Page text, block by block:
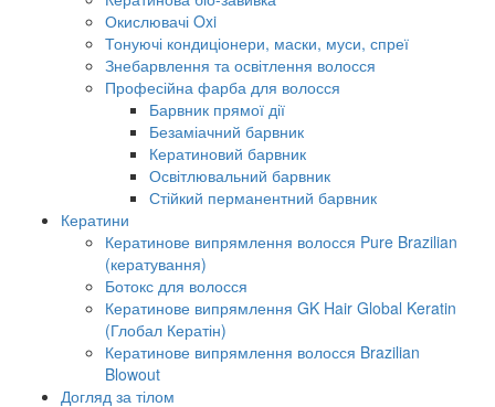
Окислювачі Oxi
Тонуючі кондиціонери, маски, муси, спреї
Знебарвлення та освітлення волосся
Професійна фарба для волосся
Барвник прямої дії
Безаміачний барвник
Кератиновий барвник
Освітлювальний барвник
Стійкий перманентний барвник
Кератини
Кератинове випрямлення волосся Pure Brazilian
(кератування)
Ботокс для волосся
Кератинове випрямлення GK Hair Global Keratin
(Глобал Кератін)
Кератинове випрямлення волосся Brazilian
Blowout
Догляд за тілом